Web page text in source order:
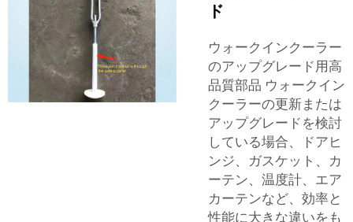
ド
ウォークインクーラー
のアップグレード用高
品質部品 ウォークイン
クーラーの更新または
アップグレードを検討
している場合、ドアヒ
ンジ、ガスケット、カ
ーテン、温度計、エア
カーテンなど、効率と
性能に大きな違いをも